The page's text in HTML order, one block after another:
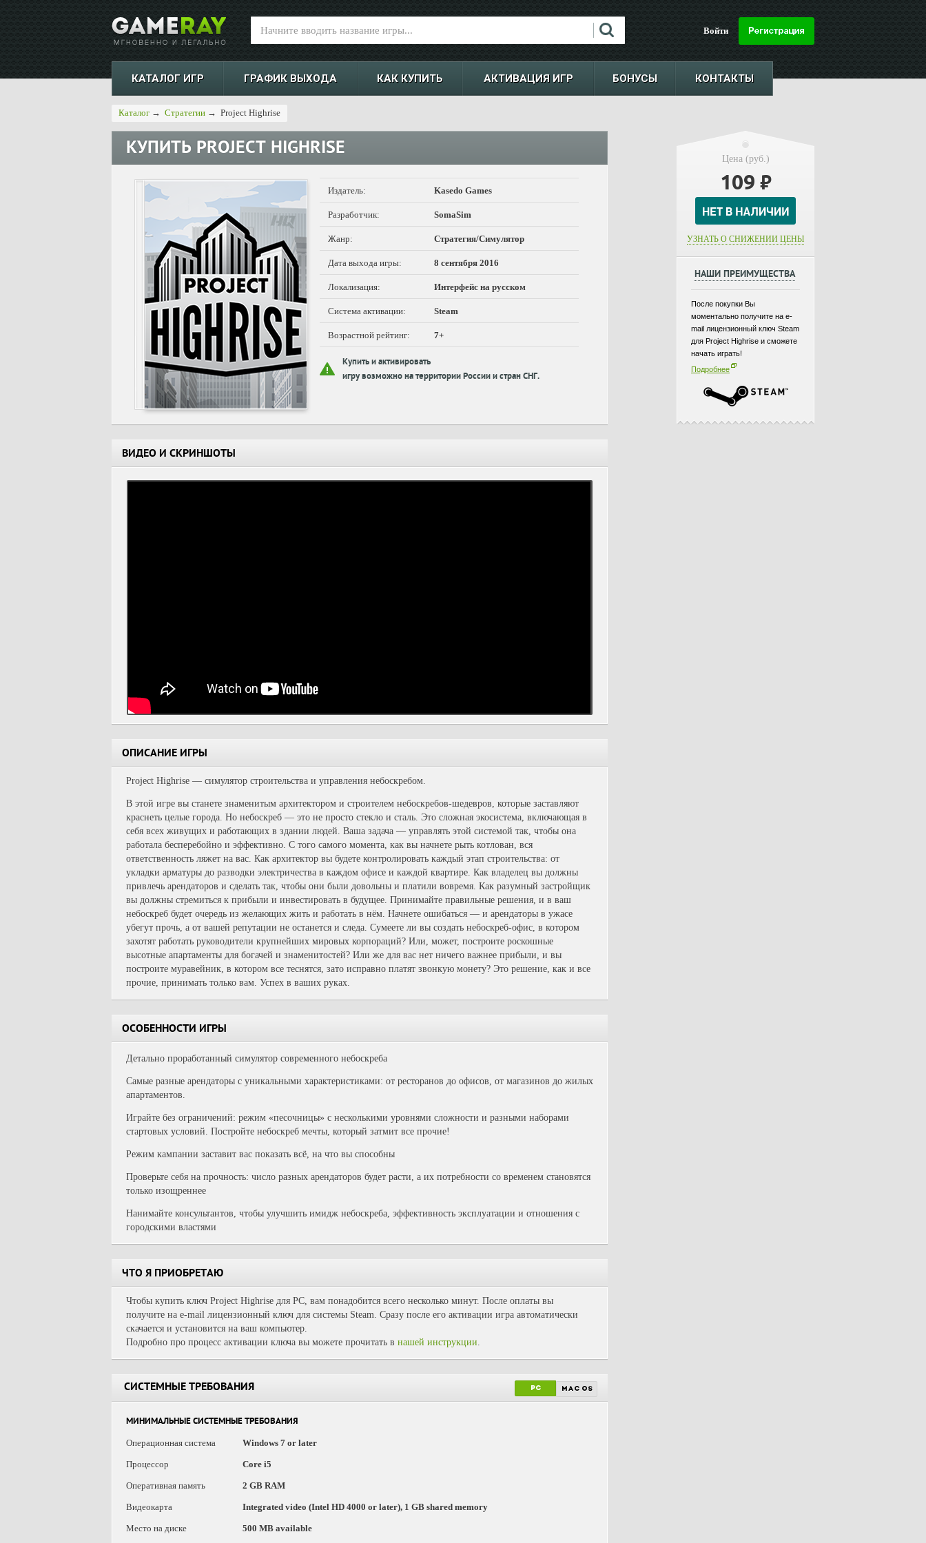
Войти
КАТАЛОГ ИГР ГРАФИК ВЫХОДА КАК КУПИТЬ АКТИВАЦИЯ ИГР БОНУСЫ КОНТАКТЫ
Каталог → Стратегии → Project Highrise
КУПИТЬ PROJECT HIGHRISE
Издатель: Kasedo Games
Разработчик: SomaSim
Жанр: Стратегия/Симулятор
Дата выхода игры: 8 сентября 2016
Локализация: Интерфейс на русском
Система активации: Steam
Возрастной рейтинг: 7+
Купить и активировать
игру возможно на территории России и стран СНГ.
ВИДЕО И СКРИНШОТЫ
ОПИСАНИЕ ИГРЫ
Project Highrise — симулятор строительства и управления небоскребом.
В этой игре вы станете знаменитым архитектором и строителем небоскребов-шедевров, которые заставляют
краснеть целые города. Но небоскреб — это не просто стекло и сталь. Это сложная экосистема, включающая в
себя всех живущих и работающих в здании людей. Ваша задача — управлять этой системой так, чтобы она
работала бесперебойно и эффективно. С того самого момента, как вы начнете рыть котлован, вся
ответственность ляжет на вас. Как архитектор вы будете контролировать каждый этап строительства: от
укладки арматуры до разводки электричества в каждом офисе и каждой квартире. Как владелец вы должны
привлечь арендаторов и сделать так, чтобы они были довольны и платили вовремя. Как разумный застройщик
вы должны стремиться к прибыли и инвестировать в будущее. Принимайте правильные решения, и в ваш
небоскреб будет очередь из желающих жить и работать в нём. Начнете ошибаться — и арендаторы в ужасе
убегут прочь, а от вашей репутации не останется и следа. Сумеете ли вы создать небоскреб-офис, в котором
захотят работать руководители крупнейших мировых корпораций? Или, может, построите роскошные
высотные апартаменты для богачей и знаменитостей? Или же для вас нет ничего важнее прибыли, и вы
построите муравейник, в котором все теснятся, зато исправно платят звонкую монету? Это решение, как и все
прочие, принимать только вам. Успех в ваших руках.
ОСОБЕННОСТИ ИГРЫ
Детально проработанный симулятор современного небоскреба
Самые разные арендаторы с уникальными характеристиками: от ресторанов до офисов, от магазинов до жилых
апартаментов.
Играйте без ограничений: режим «песочницы» с несколькими уровнями сложности и разными наборами
стартовых условий. Постройте небоскреб мечты, который затмит все прочие!
Режим кампании заставит вас показать всё, на что вы способны
Проверьте себя на прочность: число разных арендаторов будет расти, а их потребности со временем становятся
только изощреннее
Нанимайте консультантов, чтобы улучшить имидж небоскреба, эффективность эксплуатации и отношения с
городскими властями
ЧТО Я ПРИОБРЕТАЮ
Чтобы купить ключ Project Highrise для PC, вам понадобится всего несколько минут. После оплаты вы
получите на e-mail лицензионный ключ для системы Steam. Сразу после его активации игра автоматически
скачается и установится на ваш компьютер.
Подробно про процесс активации ключа вы можете прочитать в нашей инструкции.
СИСТЕМНЫЕ ТРЕБОВАНИЯ PC mac os
МИНИМАЛЬНЫЕ СИСТЕМНЫЕ ТРЕБОВАНИЯ
Операционная система
Windows 7 or later
Процессор Core i5
Оперативная память 2 GB RAM
Видеокарта Integrated video (Intel HD 4000 or later), 1 GB shared memory
Место на диске 500 MB available
Цена (руб.)
109 ₽
УЗНАТЬ О СНИЖЕНИИ ЦЕНЫ
НАШИ ПРЕИМУЩЕСТВА
После покупки Вы
моментально получите на e-
mail лицензионный ключ Steam
для Project Highrise и сможете
начать играть!
Подробнее